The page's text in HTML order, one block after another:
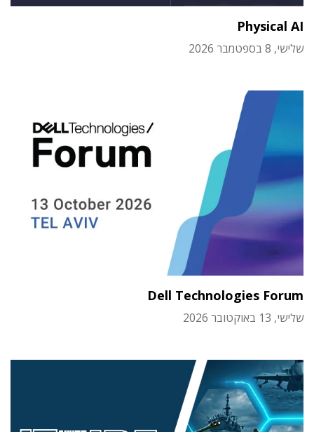
Physical AI
שלישי, 8 בספטמבר 2026
Dell Technologies Forum
שלישי, 13 באוקטובר 2026